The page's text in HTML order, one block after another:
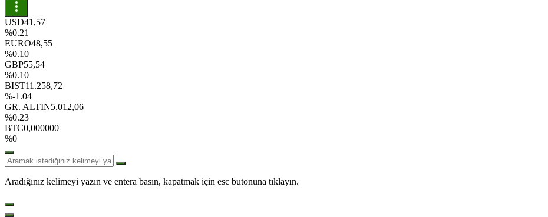
USD41,57
%0.21
EURO48,55
%0.10
GBP55,54
%0.10
BIST11.258,72
%-1.04
GR. ALTIN5.012,06
%0.23
BTC0,000000
%0
Aradığınız kelimeyi yazın ve entera basın, kapatmak için esc butonuna tıklayın.